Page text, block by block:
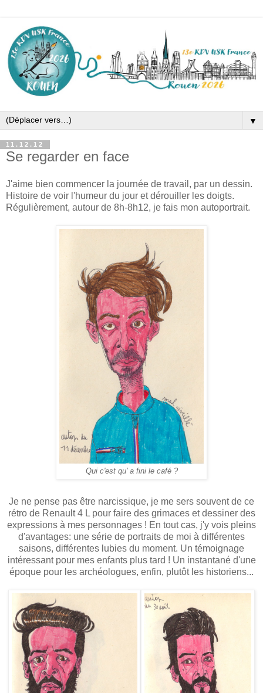
▼
11.12.12
Se regarder en face
J'aime bien commencer la journée de travail, par un dessin.
Histoire de voir l'humeur du jour et dérouiller les doigts.
Régulièrement, autour de 8h-8h12, je fais mon autoportrait.
Qui c'est qu' a fini le café ?
Je ne pense pas être narcissique, je me sers souvent de ce
rétro de Renault 4 L pour faire des grimaces et dessiner des
expressions à mes personnages ! En tout cas, j'y vois pleins
d'avantages: une série de portraits de moi à différentes
saisons, différentes lubies du moment. Un témoignage
intéressant pour mes enfants plus tard ! Un instantané d'une
époque pour les archéologues, enfin, plutôt les historiens...